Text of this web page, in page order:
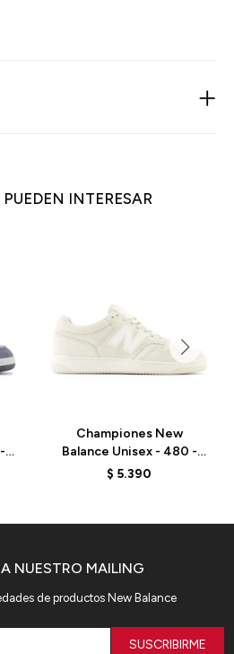
INTERESAR
Championes New
Balance Unisex - 480 -
BB480LDS - LINEN
$ 5.390
NUESTRO MAILING
de productos New Balance
SUSCRIBIRME